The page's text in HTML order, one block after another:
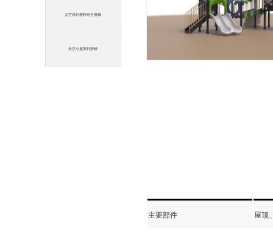
太空系列塑料组合滑梯
天空小屋系列滑梯
主要部件 屋顶